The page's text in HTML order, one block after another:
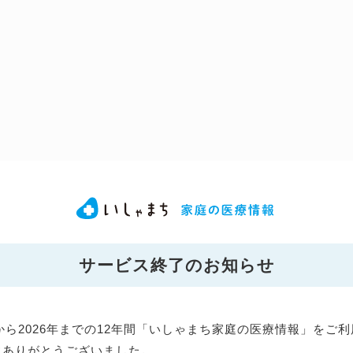
サービス終了のお知らせ
ら2026年までの12年間「いしゃまち家庭の医療情報」をご
りがとうございました。